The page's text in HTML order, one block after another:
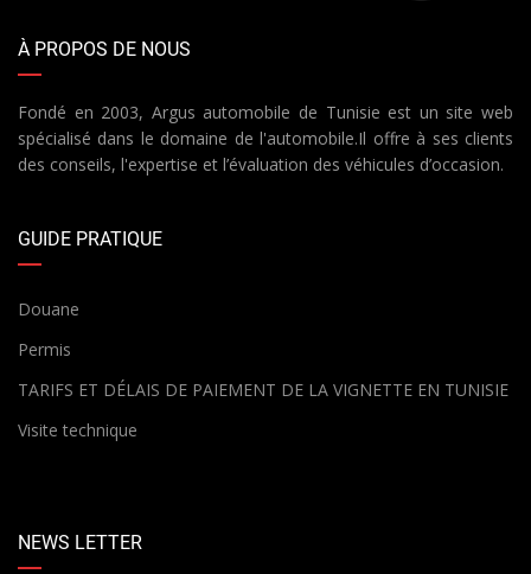
À PROPOS DE NOUS
Fondé en 2003, Argus automobile de Tunisie est un site web
spécialisé dans le domaine de l'automobile.Il offre à ses clients
des conseils, l'expertise et l’évaluation des véhicules d’occasion.
GUIDE PRATIQUE
Douane
Permis
TARIFS ET DÉLAIS DE PAIEMENT DE LA VIGNETTE EN TUNISIE
Visite technique
NEWS LETTER